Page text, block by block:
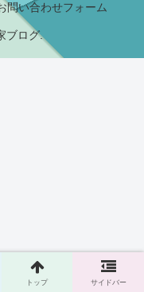
問い合わせフォーム
ブログ.
トップ サイドバー